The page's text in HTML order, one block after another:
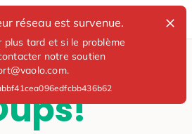
réseau est survenue.
plus tard et si le problème
notre soutien